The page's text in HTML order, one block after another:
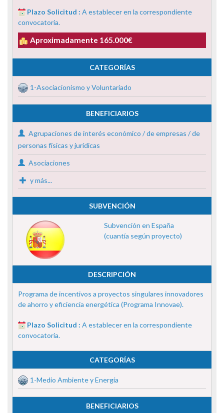
Plazo Solicitud : A establecer en la correspondiente
convocatoria.
Aproximadamente 165.000€
CATEGORÍAS
1-Asociacionismo y Voluntariado
BENEFICIARIOS
Agrupaciones de interés económico / de empresas / de
personas físicas y jurídicas
Asociaciones
y más...
SUBVENCIÓN
Subvención en España
(cuantía según proyecto)
DESCRIPCIÓN
Programa de incentivos a proyectos singulares innovadores
de ahorro y eficiencia energética (Programa Innovae).
Plazo Solicitud : A establecer en la correspondiente
convocatoria.
CATEGORÍAS
1-Medio Ambiente y Energía
BENEFICIARIOS